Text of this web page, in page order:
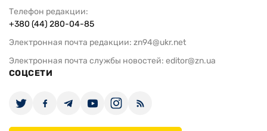
Телефон редакции:
+380 (44) 280-04-85
Электронная почта редакции: zn94@ukr.net
Электронная почта службы новостей: editor@zn.ua
СОЦСЕТИ